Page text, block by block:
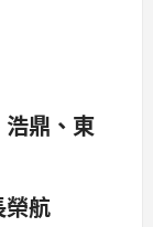
鼎、東
榮航